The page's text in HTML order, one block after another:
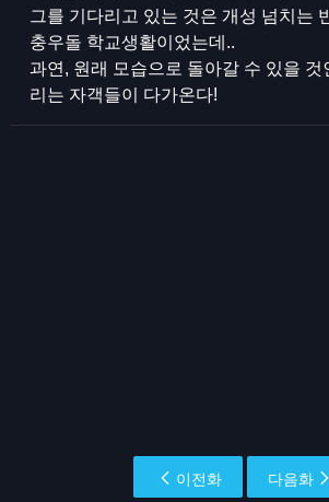
그를 기다리고 있는 것은 개성 넘치는
충우돌 학교생활이었는데..
과연, 원래 모습으로 돌아갈 수 있을 것
리는 자객들이 다가온다!
이전화 다음화